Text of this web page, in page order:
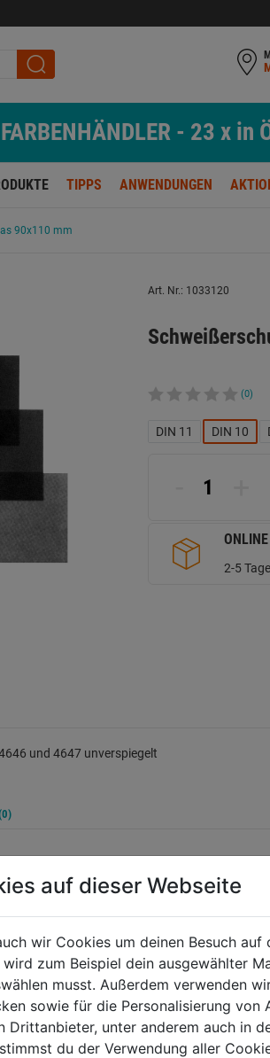
- 23 x in
TIPPS ANWENDUNGEN
90x110 mm
Art. Nr.: 1033120
(0)
DIN 11 DIN 10
2-5
und 4647 unverspiegelt
AUS DIESER KATEGORIE
auf dieser Webseite
wir Cookies um deinen Besuch auf
zum Beispiel dein ausgewählter
musst. Außerdem verwenden
sowie für die Personalisierung von
unter anderem auch in
du der Verwendung aller